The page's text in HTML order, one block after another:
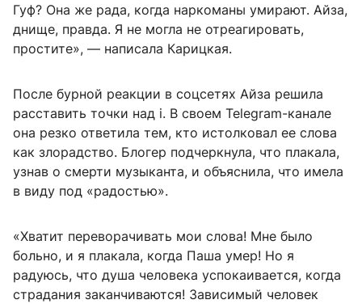
Гуф? Она же рада, когда наркоманы умирают. Айза,
днище, правда. Я не могла не отреагировать,
простите», — написала Карицкая.
После бурной реакции в соцсетях Айза решила
расставить точки над i. В своем Telegram-канале
она резко ответила тем, кто истолковал ее слова
как злорадство. Блогер подчеркнула, что плакала,
узнав о смерти музыканта, и объяснила, что имела
в виду под «радостью».
«Хватит переворачивать мои слова! Мне было
больно, и я плакала, когда Паша умер! Но я
радуюсь, что душа человека успокаивается, когда
страдания заканчиваются! Зависимый человек